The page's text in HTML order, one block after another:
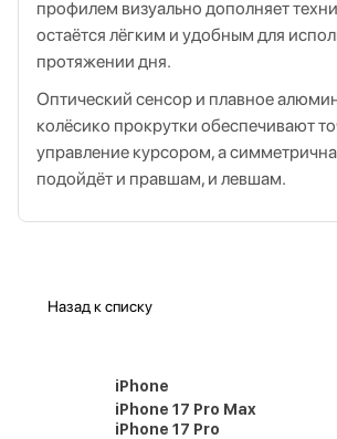
профилем визуально дополняет
остаётся лёгким и удобным для
протяжении дня.
Оптический сенсор и плавное
колёсико прокрутки обеспечивают
управление курсором, а
подойдёт и правшам, и левшам.
Назад к списку
iPhone
iPhone 17 Pro Max
iPhone 17 Pro